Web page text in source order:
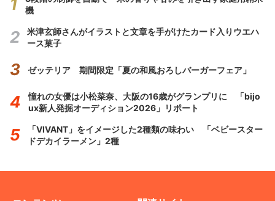
機
米津玄師さんがイラストと文章を手がけたカード入りウエハ
ース菓子
ゼッテリア 期間限定「夏の和風おろしバーガーフェア」
憧れの女優は小松菜奈、大阪の16歳がグランプリに 「bijo
ux新人発掘オーディション2026」リポート
「VIVANT」をイメージした2種類の味わい 「ベビースター
ドデカイラーメン」2種